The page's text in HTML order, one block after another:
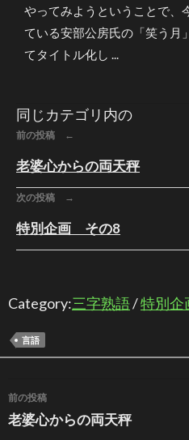
やってみようということで、
ている安部公房氏の「笑う月
てタイトル化し ...
同じカテゴリ内の
前の投稿 ←
老婆心からの両天秤
次の投稿 →
特別企画 その8
Category:三字熟語/特別企
言語
投稿ナビゲーション
前の投稿
老婆心からの両天秤